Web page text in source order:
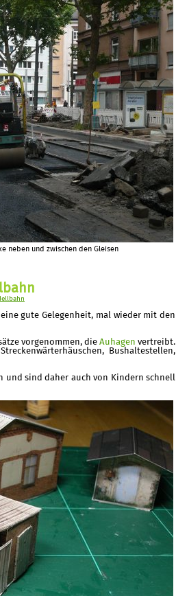
neben und zwischen den Gleisen
gute Gelegenheit, mal wieder mit den
vorgenommen, die Auhagen vertreibt.
Bushaltestellen,
und sind daher auch von Kindern schnell